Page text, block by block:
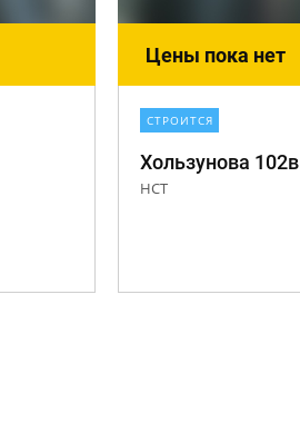
Цены пока нет
СТРОИТСЯ
Хользунова 102в
НСТ